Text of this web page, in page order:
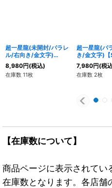
超一星龍(未開封/パラレ
ル/右向き/金文字)
【SR☆】{FB07-035}
8,980円(税込)
在庫数 11枚
超一星龍(パ
き/金文字)【
{FB07-035}
7,980円(税
在庫数 2枚
【在庫数について】
商品ページに表示されてい
在庫数となります。各店舗